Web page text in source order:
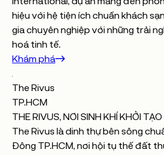
hiệu với hệ tiện ích chuẩn khách
gia chuyên nghiệp với những trải
hoá tinh tế.
Khám phá
The Rivus
TP.HCM
THE RIVUS, NƠI SINH KHÍ KHỞI
The Rivus là dinh thự bên sông
Đông TP.HCM, nơi hội tụ thế đất